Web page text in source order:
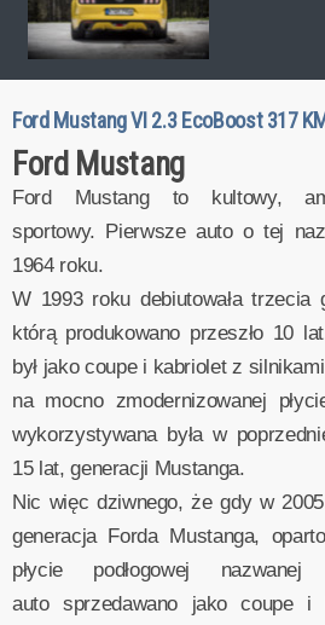
Ford Mustang VI 2.3 EcoBoost 317 KM
Ford Mustang
Ford Mustang to kultowy,
sportowy. Pierwsze auto o tej
1964 roku.
W 1993 roku debiutowała trzecia
którą produkowano przeszło 10
był jako coupe i kabriolet z
na mocno zmodernizowanej
wykorzystywana była w
15 lat, generacji Mustanga.
Nic więc dziwnego, że gdy w
generacja Forda Mustanga,
płycie podłogowej
auto sprzedawano jako coupe